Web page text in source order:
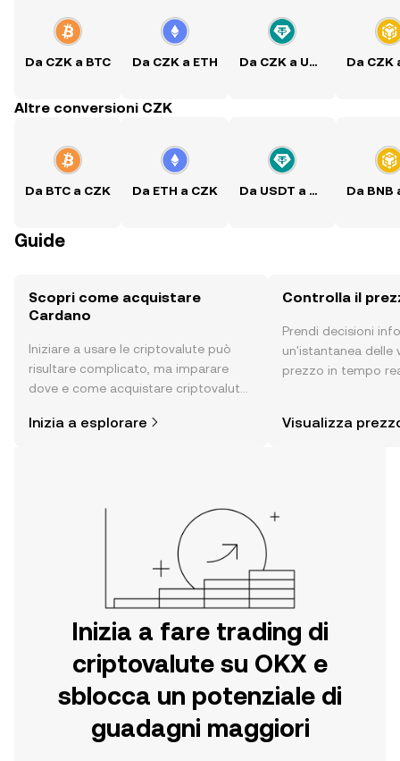
Da CZK a BTC Da CZK a ETH Da CZK a USDT
Altre conversioni CZK
Da BTC a CZK Da ETH a CZK Da USDT a CZK
Guide
Scopri come acquistare
Cardano
Iniziare a usare le criptovalute può
risultare complicato, ma imparare
dove e come acquistare criptovalute
pensare. Inizia il tuo viaggio sull'app
Inizia a esplorare
Controlla il
Prendi decisioni
un'istantanea delle
prezzo in tempo
Visualizza
Inizia a fare trading di
criptovalute su OKX e
sblocca un potenziale di
guadagni maggiori